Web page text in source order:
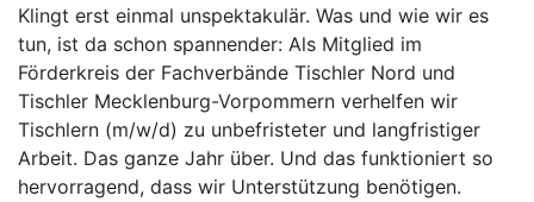
Klingt erst einmal unspektakulär. Was und wie wir es
tun, ist da schon spannender: Als Mitglied im
Förderkreis der Fachverbände Tischler Nord und
Tischler Mecklenburg-Vorpommern verhelfen wir
Tischlern (m/w/d) zu unbefristeter und langfristiger
Arbeit. Das ganze Jahr über. Und das funktioniert so
hervorragend, dass wir Unterstützung benötigen.